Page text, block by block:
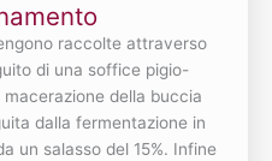
raccolte attraverso
di una soffice pigio-
della buccia
dalla fermentazione in
un salasso del 15%. Infine